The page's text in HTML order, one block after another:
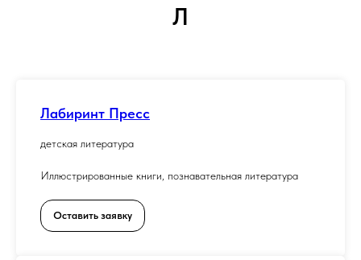
Л
Лабиринт Пресс
детская литература
Иллюстрированные книги, познавательная литература
Оставить заявку